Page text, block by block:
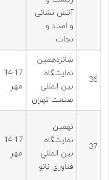
آتش نشانی
و امداد و
نجات
36
شانزدهمین
نمایشگاه
بین المللی
صنعت تهران
14-17
مهر
37
نهمين
نمایشگاه
بين المللي
فناوری نانو
14-17
مهر